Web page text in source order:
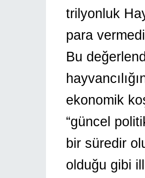
trilyonluk
para
Bu
ekonomik
“güncel
bir süredir
olduğu gibi